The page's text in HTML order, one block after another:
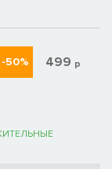
-50% 499 р